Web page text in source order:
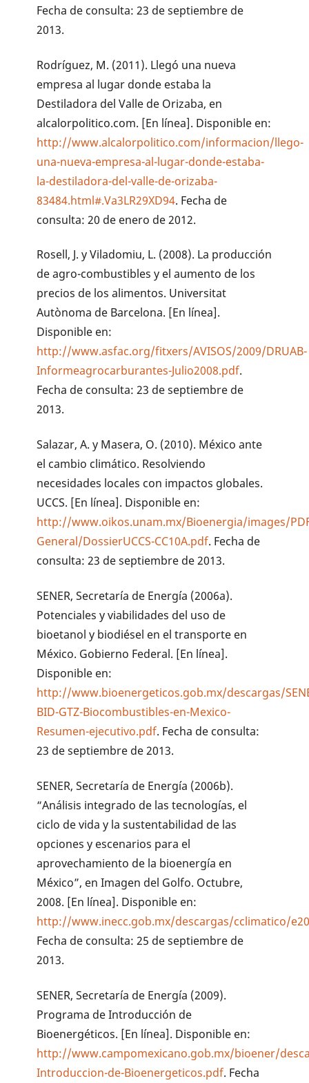
Fecha de consulta: 23 de septiembre de
2013.
Rodríguez, M. (2011). Llegó una nueva
empresa al lugar donde estaba la
Destiladora del Valle de Orizaba, en
alcalorpolitico.com. [En línea]. Disponible en:
http://www.alcalorpolitico.com/informacion/llego-
una-nueva-empresa-al-lugar-donde-estaba-
la-destiladora-del-valle-de-orizaba-
83484.html#.Va3LR29XD94. Fecha de
consulta: 20 de enero de 2012.
Rosell, J. y Viladomiu, L. (2008). La producción
de agro-combustibles y el aumento de los
precios de los alimentos. Universitat
Autònoma de Barcelona. [En línea].
Disponible en:
http://www.asfac.org/fitxers/AVISOS/2009/DRUAB-
Informeagrocarburantes-Julio2008.pdf.
Fecha de consulta: 23 de septiembre de
2013.
Salazar, A. y Masera, O. (2010). México ante
el cambio climático. Resolviendo
necesidades locales con impactos globales.
UCCS. [En línea]. Disponible en:
http://www.oikos.unam.mx/Bioenergia/images/
General/DossierUCCS-CC10A.pdf. Fecha de
consulta: 23 de septiembre de 2013.
SENER, Secretaría de Energía (2006a).
Potenciales y viabilidades del uso de
bioetanol y biodiésel en el transporte en
México. Gobierno Federal. [En línea].
Disponible en:
http://www.bioenergeticos.gob.mx/descargas/
BID-GTZ-Biocombustibles-en-Mexico-
Resumen-ejecutivo.pdf. Fecha de consulta:
23 de septiembre de 2013.
SENER, Secretaría de Energía (2006b).
“Análisis integrado de las tecnologías, el
ciclo de vida y la sustentabilidad de las
opciones y escenarios para el
aprovechamiento de la bioenergía en
México”, en Imagen del Golfo. Octubre,
2008. [En línea]. Disponible en:
http://www.inecc.gob.mx/descargas/cclimatico/
Fecha de consulta: 25 de septiembre de
2013.
SENER, Secretaría de Energía (2009).
Programa de Introducción de
Bioenergéticos. [En línea]. Disponible en:
http://www.campomexicano.gob.mx/bioener/
Introduccion-de-Bioenergeticos.pdf. Fecha